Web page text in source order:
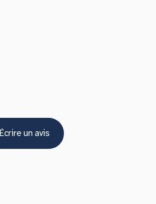
Écrire un avis